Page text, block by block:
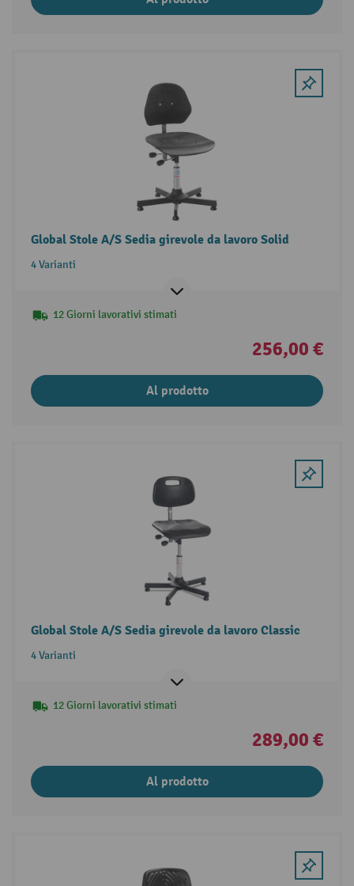
Global Stole A/S Sedia girevole da lavoro Solid
4 Varianti
12 Giorni lavorativi stimati
256,00 €
Al prodotto
Global Stole A/S Sedia girevole da lavoro Classic
4 Varianti
12 Giorni lavorativi stimati
289,00 €
Al prodotto